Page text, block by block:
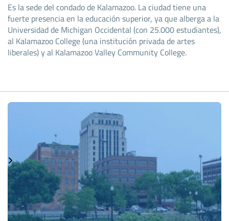
Es la sede del condado de Kalamazoo. La ciudad tiene una
fuerte presencia en la educación superior, ya que alberga a la
Universidad de Michigan Occidental (con 25.000 estudiantes),
al Kalamazoo College (una institución privada de artes
liberales) y al Kalamazoo Valley Community College.